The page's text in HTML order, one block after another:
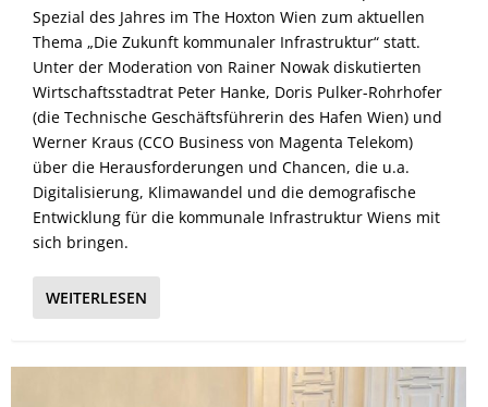
Spezial des Jahres im The Hoxton Wien zum aktuellen
Thema „Die Zukunft kommunaler Infrastruktur“ statt.
Unter der Moderation von Rainer Nowak diskutierten
Wirtschaftsstadtrat Peter Hanke, Doris Pulker-Rohrhofer
(die Technische Geschäftsführerin des Hafen Wien) und
Werner Kraus (CCO Business von Magenta Telekom)
über die Herausforderungen und Chancen, die u.a.
Digitalisierung, Klimawandel und die demografische
Entwicklung für die kommunale Infrastruktur Wiens mit
sich bringen.
WEITERLESEN